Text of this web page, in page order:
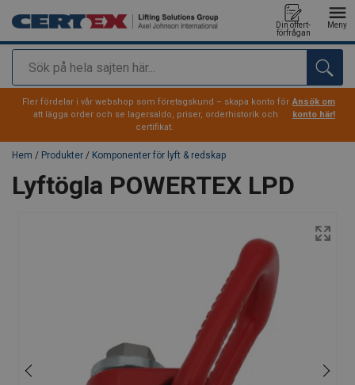
Sök
Din offert-
förfrågan
Meny
tillagd i varukorg
Fler fördelar i vår webshop som företagskund – skapa konto för
att lägga order och se lagersaldo, priser, orderhistorik och
certifikat.
Ansök om
konto här!
Hem / Produkter / Komponenter för lyft & redskap
Lyftögla POWERTEX LPD